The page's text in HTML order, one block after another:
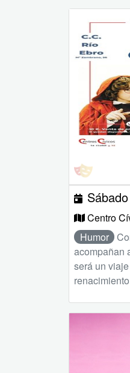
Centro
Humor
acompañan
será un